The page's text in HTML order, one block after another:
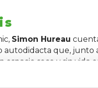
Simon Hureau
autodidacta que, junto
espacio seco y sin vida
Una novela
devolver la vida a un